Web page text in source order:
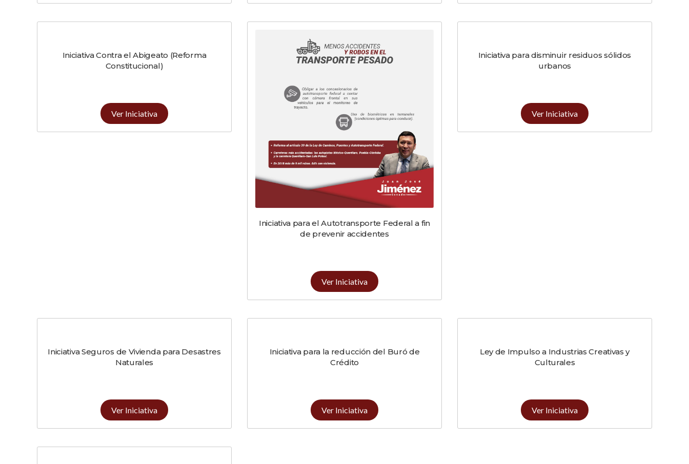
Iniciativa Contra el Abigeato (Reforma
Constitucional)
Ver Iniciativa
Iniciativa para el Autotransporte Federal a fin
de prevenir accidentes
Ver Iniciativa
Iniciativa para disminuir residuos sólidos
urbanos
Ver Iniciativa
Iniciativa Seguros de Vivienda para Desastres
Naturales
Ver Iniciativa
Iniciativa para la reducción del Buró de
Crédito
Ver Iniciativa
Ley de Impulso a Industrias Creativas y
Culturales
Ver Iniciativa